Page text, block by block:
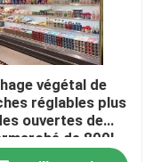
végétal de
réglables plus
ouvertes de
de 800L